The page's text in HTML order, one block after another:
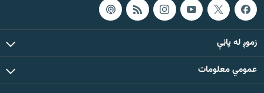
زموږ له پاڼې
عمومي معلومات